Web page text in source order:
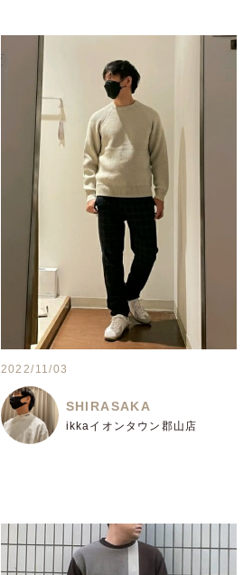
2022/11/03
SHIRASAKA
ikkaイオンタウン郡山店